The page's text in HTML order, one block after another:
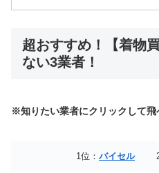
超おすすめ！【着物
ない3業者！
※知りたい業者にクリックして飛
1位： バイセル